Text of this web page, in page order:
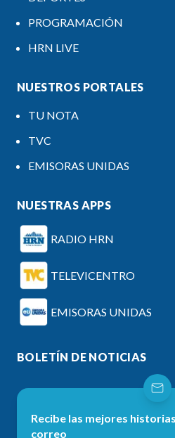
PROGRAMACIÓN
HRN LIVE
NUESTROS PORTALES
TU NOTA
TVC
EMISORAS UNIDAS
NUESTRAS APPS
RADIO HRN
TELEVICENTRO
EMISORAS UNIDAS
BOLETÍN DE NOTICIAS
Recibe las mejores
correo